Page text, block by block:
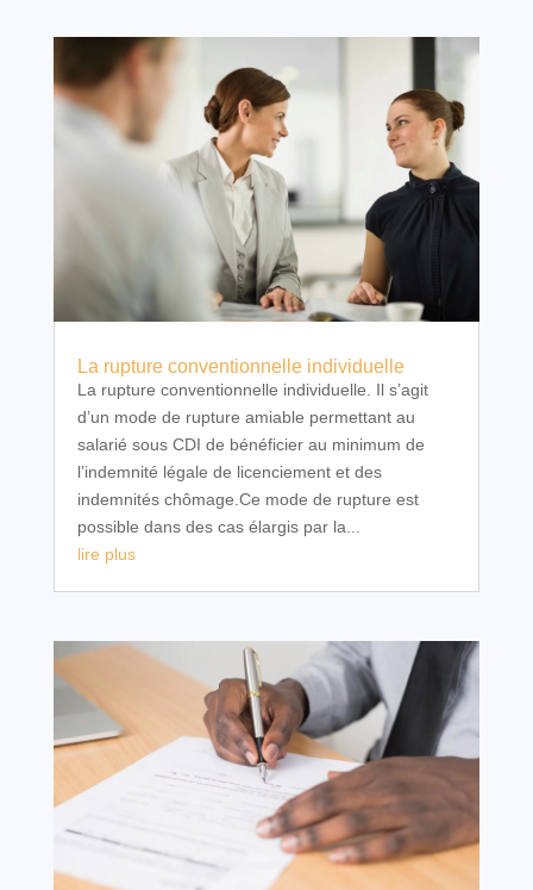
La rupture conventionnelle individuelle
La rupture conventionnelle individuelle. Il s’agit
d’un mode de rupture amiable permettant au
salarié sous CDI de bénéficier au minimum de
l’indemnité légale de licenciement et des
indemnités chômage.Ce mode de rupture est
possible dans des cas élargis par la...
lire plus